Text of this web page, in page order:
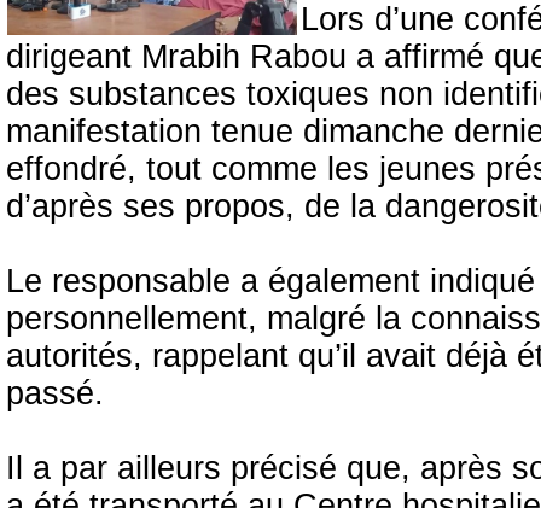
Lors d’une
dirigeant Mrabih Rabou a affirmé
des substances toxiques non
manifestation tenue dimanche
effondré, tout comme les jeunes
d’après ses propos, de la
Le responsable a également
personnellement, malgré la
autorités, rappelant qu’il avait déjà
passé.
Il a par ailleurs précisé que, après